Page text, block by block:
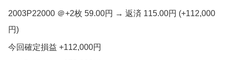
2003P22000 ＠+2枚 59.00円 → 返済 115.00円 (+112,000
円)
今回確定損益 +112,000円